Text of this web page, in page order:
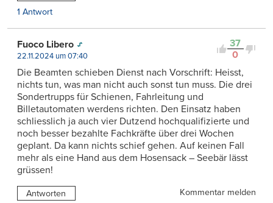
1 Antwort
37
0
Fuoco Libero
22.11.2024 um 07:40
Die Beamten schieben Dienst nach Vorschrift: Heisst,
nichts tun, was man nicht auch sonst tun muss. Die drei
Sondertrupps für Schienen, Fahrleitung und
Billetautomaten werdens richten. Den Einsatz haben
schliesslich ja auch vier Dutzend hochqualifizierte und
noch besser bezahlte Fachkräfte über drei Wochen
geplant. Da kann nichts schief gehen. Auf keinen Fall
mehr als eine Hand aus dem Hosensack – Seebär lässt
grüssen!
Antworten Kommentar melden